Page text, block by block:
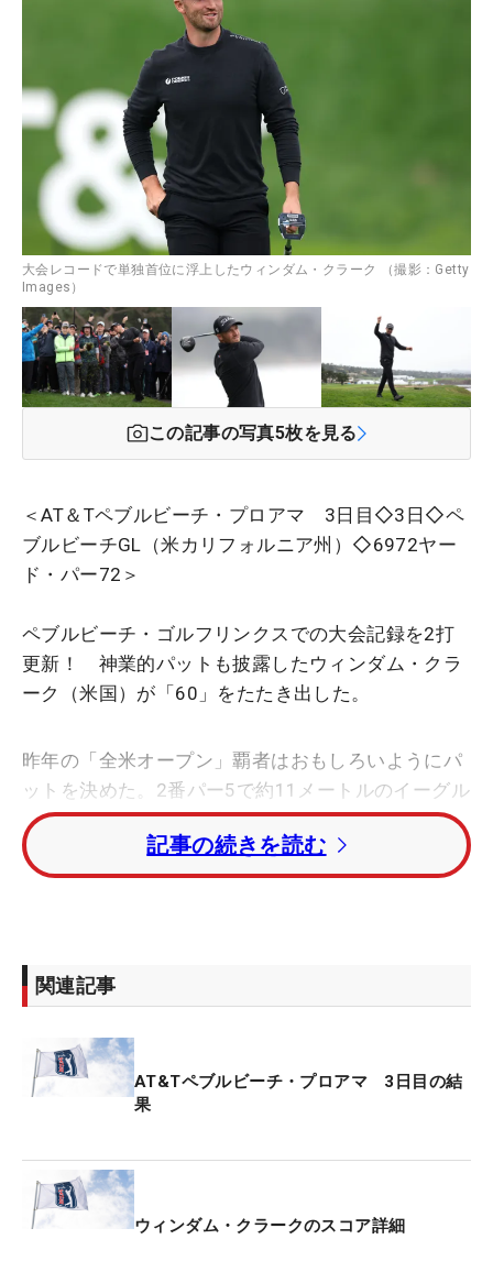
大会レコードで単独首位に浮上したウィンダム・クラーク （撮影：Getty
Images）
この記事の写真5枚を見る
＜AT＆Tペブルビーチ・プロアマ 3日目◇3日◇ペ
ブルビーチGL（米カリフォルニア州）◇6972ヤー
ド・パー72＞
ペブルビーチ・ゴルフリンクスでの大会記録を2打
更新！ 神業的パットも披露したウィンダム・クラ
ーク（米国）が「60」をたたき出した。
昨年の「全米オープン」覇者はおもしろいようにパ
ットを決めた。2番パー5で約11メートルのイーグル
パットを沈めると、4番パー4で3メートル、6番パー
5で13メートル強を沈めて2つ目のイーグルを奪っ
た。6ホールで5つ伸ばすと7番からは5連続バーデ
「きょうのベストパット」は12番パー3。ティショ
ーに入れると、第2打はグリーン左前の深いラフ
へ。ここから左打ちでエッジにに運ぶと「入れよう
とは思わずスピードだけを考えた」という7.5メート
同組のマット・クーチャー（米国）は「あんなすご
いボギーパットは初めて見た」と脱帽。さらにクラ
記事の続きを読む
関連記事
AT&Tペブルビーチ・プロアマ 3日目の結
果
ウィンダム・クラークのスコア詳細